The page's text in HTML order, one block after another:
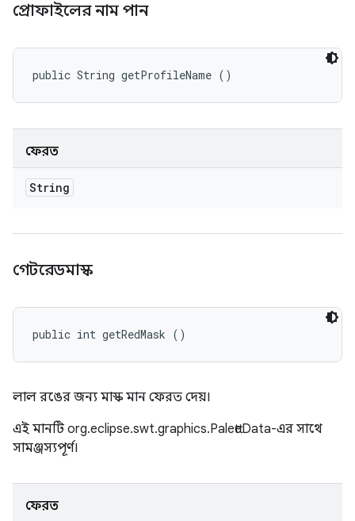
প্রোফাইলের নাম পান
public String getProfileName ()
ফেরত
String
গেটরেডমাস্ক
public int getRedMask ()
লাল রঙের জন্য মাস্ক মান ফেরত দেয়।
এই মানটি org.eclipse.swt.graphics.PaletteData-এর সাথে
সামঞ্জস্যপূর্ণ।
ফেরত